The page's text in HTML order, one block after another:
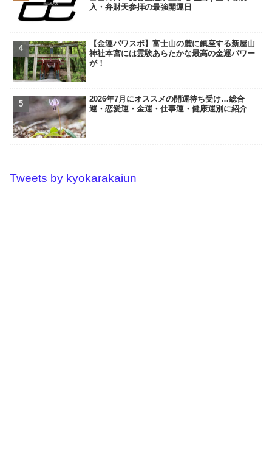
入・弁財天参拝の最強開運日
【金運パワスポ】富士山の麓に鎮座する新屋山
神社本宮には霊験あらたかな最高の金運パワー
が！
2026年7月にオススメの開運待ち受け…総合
運・恋愛運・金運・仕事運・健康運別に紹介
Tweets by kyokarakaiun